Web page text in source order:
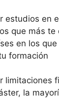
estudios en
que más te
en los
formación
limitaciones
la